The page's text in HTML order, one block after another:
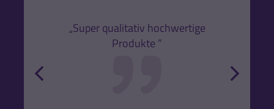
„Super qualitativ hochwertige
Produkte ”